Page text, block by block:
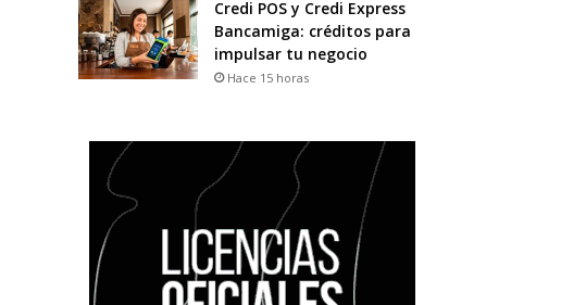
Credi POS y Credi Express
Bancamiga: créditos para
impulsar tu negocio
Hace 15 horas